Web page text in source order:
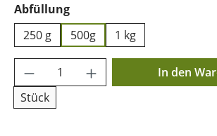
Abfüllungauswählen
250 g
500g 1 kg
Produkt Anzahl: Gib den
Stück
In den